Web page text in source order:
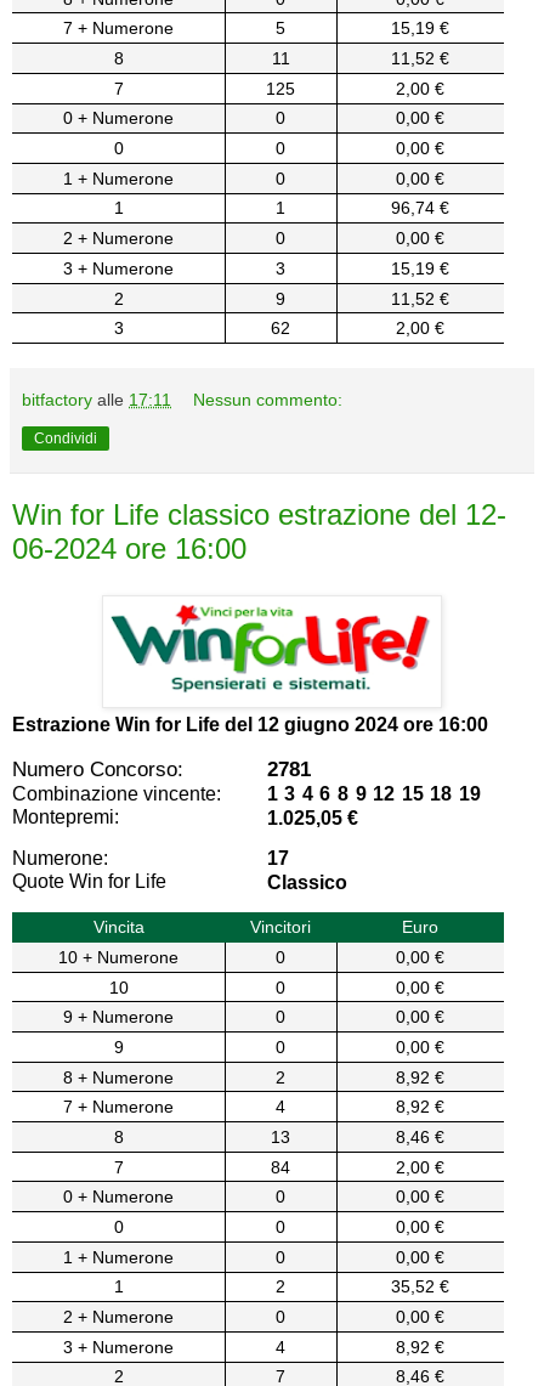
7 + Numerone
5
15,19 €
8
11
11,52 €
7
125
2,00 €
0 + Numerone
0
0,00 €
0
0
0,00 €
1 + Numerone
0
0,00 €
1
1
96,74 €
2 + Numerone
0
0,00 €
3 + Numerone
3
15,19 €
2
9
11,52 €
3
62 2,00 €
bitfactory alle 17:11 Nessun commento:
Condividi
Win for Life classico estrazione del 12-
06-2024 ore 16:00
Estrazione Win for Life del 12 giugno 2024 ore 16:00
Numero Concorso: 2781
Combinazione vincente:
1 3 4 6 8 9 12 15 18 19
Montepremi:
1.025,05 €
Numerone:
17
Quote Win for Life
Classico
Vincita Vincitori
Euro
10 + Numerone
0
0,00 €
10
0
0,00 €
9 + Numerone
0
0,00 €
9
0
0,00 €
8 + Numerone
2
8,92 €
7 + Numerone
4
8,92 €
8
13
8,46 €
7
84
2,00 €
0 + Numerone
0
0,00 €
0
0
0,00 €
1 + Numerone
0
0,00 €
1
2
35,52 €
2 + Numerone
0
0,00 €
3 + Numerone
4
8,92 €
2
7
8,46 €